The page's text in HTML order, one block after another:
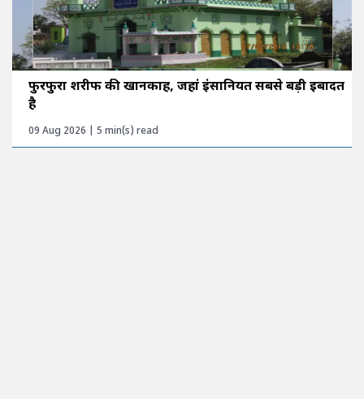
फुरफुरा शरीफ की खानकाह, जहां इंसानियत सबसे बड़ी इबादत
है
09 Aug 2026 | 5 min(s) read